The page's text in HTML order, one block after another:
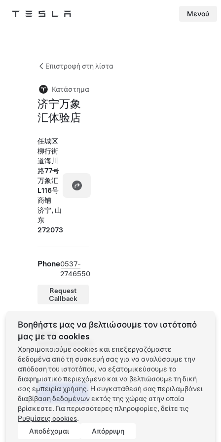
Tesla Μενού
Επιστροφή στη λίστα
Κατάστημα
济宁万象
汇体验店
任城区
柳行街
道海川
路77号
万象汇
L116号
商铺
济宁, 山
东
272073
Phone0537-
2746550
Request
Callback
Ώρες
καταστήματος
Δευ -
Κυρ
10:00 -
22:00
Προγραμματίστε
ένα Test Drive
Βοηθήστε μας να βελτιώσουμε τον ιστότοπό
μας με τα cookies
Χρησιμοποιούμε cookies και επεξεργαζόμαστε
δεδομένα από τη συσκευή σας για να αναλύσουμε την
απόδοση του ιστοτόπου, να εξατομικεύσουμε το
διαφημιστικό περιεχόμενο και να βελτιώσουμε τη δική
σας εμπειρία χρήσης. Η συγκατάθεσή σας περιλαμβάνει
διαβίβαση δεδομένων εκτός της χώρας στην οποία
βρίσκεστε. Για περισσότερες πληροφορίες, δείτε τις
Ρυθμίσεις cookies.
Αποδέχομαι
Απόρριψη